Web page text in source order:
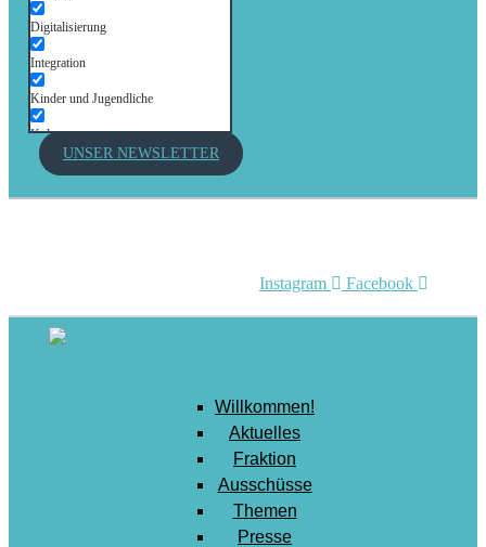
Digitalisierung
Integration
Kinder und Jugendliche
Kultur
Mobilität
Stadtentwicklung
Umwelt
UNSER NEWSLETTER
Instagram Facebook
Willkommen!
Aktuelles
Fraktion
Ausschüsse
Themen
Presse